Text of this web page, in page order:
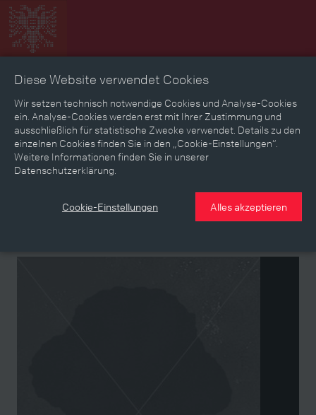
Zeitbild Zeitreise Landkarte Erinnerungen
Mediathek Textmodus
Themen Zeiträume Aspekte
Diese Website verwendet Cookies
Wir setzen technisch notwendige Cookies und Analyse-Cookies
ein. Analyse-Cookies werden erst mit Ihrer Zustimmung und
ausschließlich für statistische Zwecke verwendet. Details zu den
einzelnen Cookies finden Sie in den „Cookie-Einstellungen“.
Weitere Informationen finden Sie in unserer
Datenschutzerklärung.
Cookie-Einstellungen Alles akzeptieren